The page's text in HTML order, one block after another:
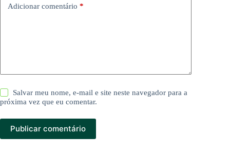
Adicionar comentário *
Salvar meu nome, e-mail e site neste navegador para a
próxima vez que eu comentar.
Publicar comentário